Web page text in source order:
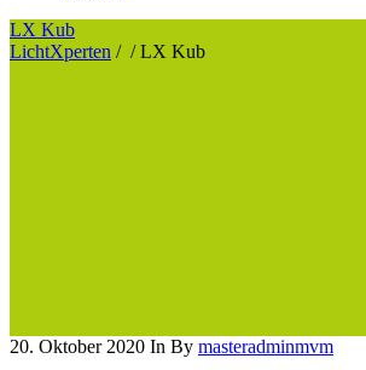
LX Kub
LichtXperten / /LX Kub
20. Oktober 2020 In By masteradminmvm